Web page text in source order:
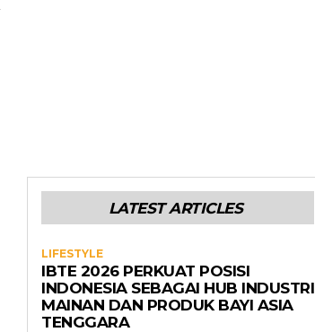
LATEST ARTICLES
LIFESTYLE
IBTE 2026 PERKUAT POSISI
INDONESIA SEBAGAI HUB INDUSTRI
MAINAN DAN PRODUK BAYI ASIA
TENGGARA